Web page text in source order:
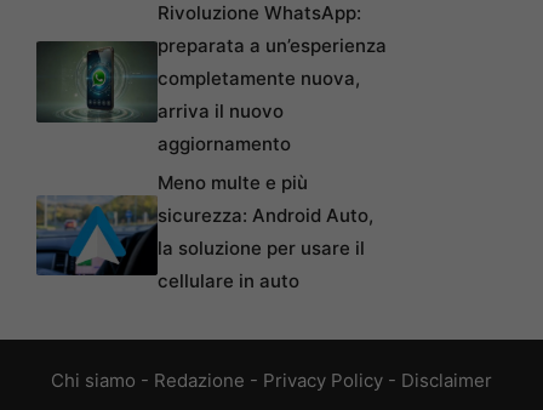
Rivoluzione WhatsApp:
preparata a un’esperienza
completamente nuova,
arriva il nuovo
aggiornamento
Meno multe e più
sicurezza: Android Auto,
la soluzione per usare il
cellulare in auto
Chi siamo - Redazione - Privacy Policy - Disclaimer